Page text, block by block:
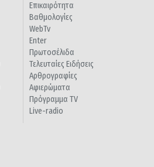
Επικαιρότητα
Βαθμολογίες
WebTv
Enter
Πρωτοσέλιδα
Τελευταίες Ειδήσεις
Αρθρογραφίες
Αφιερώματα
Πρόγραμμα TV
Live-radio